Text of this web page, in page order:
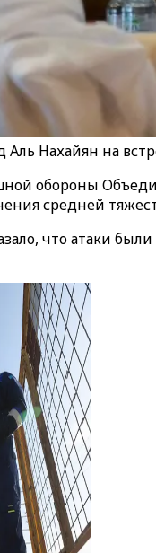
Нахайян на
обороны
средней
что атаки